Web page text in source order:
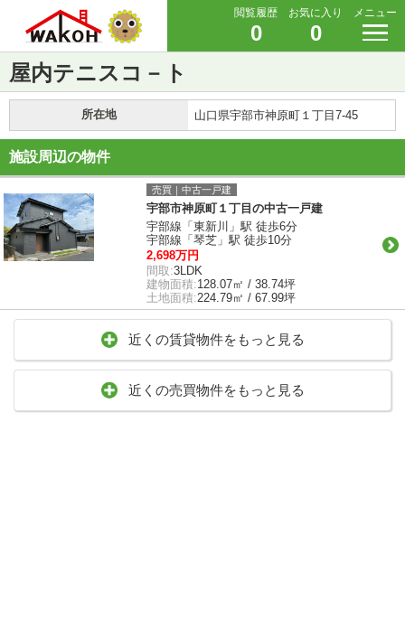
閲覧履歴
0
お気に入り
0
メニュー
屋内テニスコ－ト
所在地 山口県宇部市神原町１丁目7-45
施設周辺の物件
売買｜中古一戸建
宇部市神原町１丁目の中古一戸建
宇部線「東新川」駅 徒歩6分
宇部線「琴芝」駅 徒歩10分
2,698万円
間取:3LDK
建物面積:128.07㎡ / 38.74坪
土地面積:224.79㎡ / 67.99坪
近くの賃貸物件をもっと見る
近くの売買物件をもっと見る